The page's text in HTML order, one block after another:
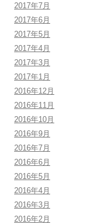
2017年7月
2017年6月
2017年5月
2017年4月
2017年3月
2017年1月
2016年12月
2016年11月
2016年10月
2016年9月
2016年7月
2016年6月
2016年5月
2016年4月
2016年3月
2016年2月